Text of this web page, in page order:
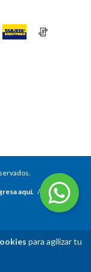
para agilizar tu
aquí. /
Botón de